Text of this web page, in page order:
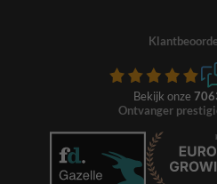
Bekijk onze
Ontvanger